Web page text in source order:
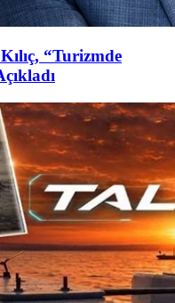
“Turizmde